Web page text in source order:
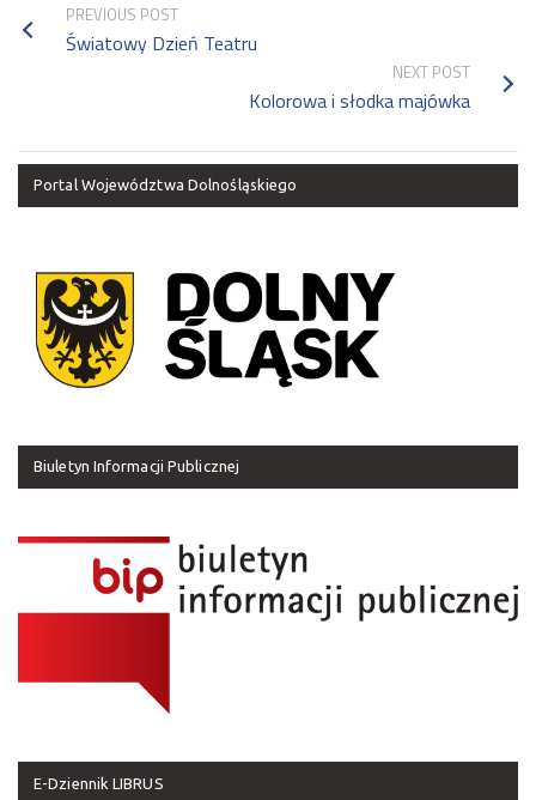
PREVIOUS POST
Światowy Dzień Teatru
NEXT POST
Kolorowa i słodka majówka
Portal Województwa Dolnośląskiego
Biuletyn Informacji Publicznej
E-Dziennik LIBRUS